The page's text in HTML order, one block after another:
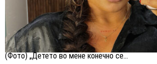
(Фото) „Детето во мене конечно се...